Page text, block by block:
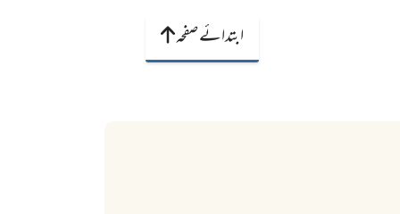
ابتدائے صفحہ